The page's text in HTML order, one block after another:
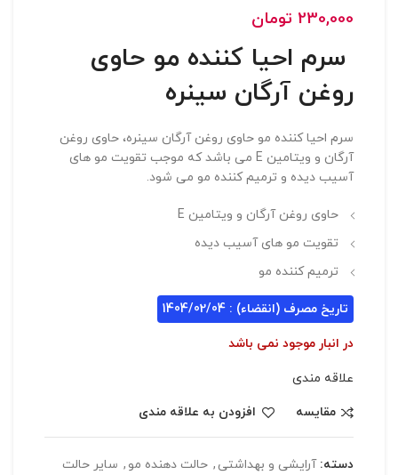
230,000 تومان
سرم احیا کننده مو حاوی
روغن آرگان سینره
سرم احیا کننده مو حاوی روغن آرگان سینره، حاوی روغن
آرگان و ویتامین E می باشد که موجب تقویت مو های
آسیب دیده و ترمیم کننده مو می شود.
حاوی روغن آرگان و ویتامین E
تقویت مو های آسیب دیده
ترمیم کننده مو
تاریخ مصرف (انقضاء) : 1404/02/04
در انبار موجود نمی باشد
علاقه مندی
مقایسه
افزودن به علاقه مندی
دسته: آرایشی و بهداشتی , حالت دهنده مو , سایر حالت